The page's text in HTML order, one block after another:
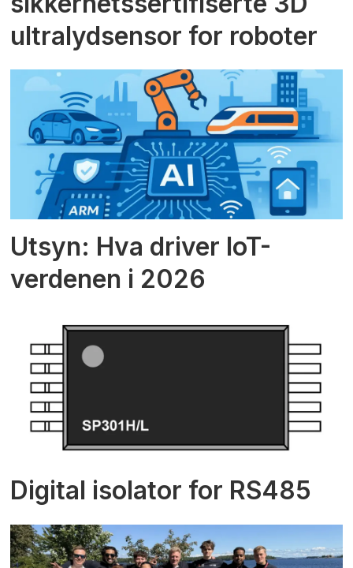
ultralydsensor for roboter
Utsyn: Hva driver IoT-
verdenen i 2026
Digital isolator for RS485